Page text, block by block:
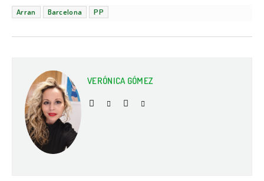
Arran Barcelona PP
VERÓNICA GÓMEZ